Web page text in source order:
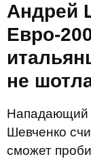
Андрей
Евро-
не
Нападающий
Шевченко
сможет